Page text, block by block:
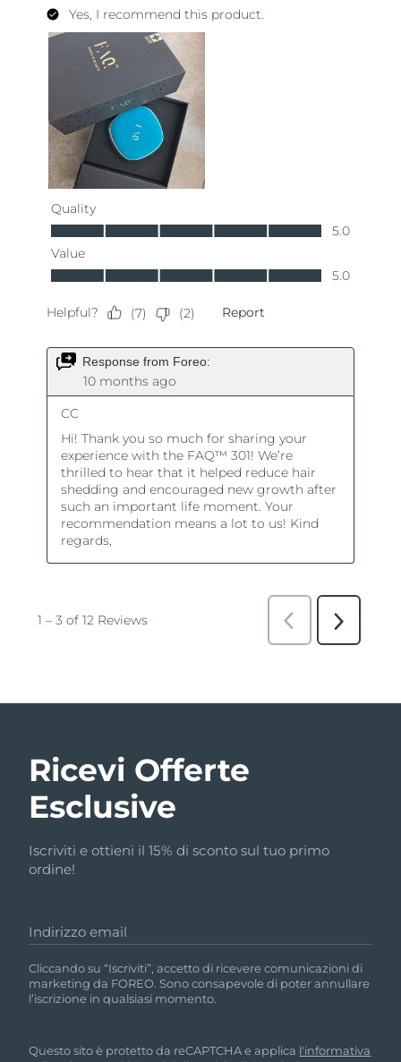
Ricevi Offerte
Esclusive
Iscriviti e ottieni il 15% di sconto sul tuo primo
ordine!
Indirizzo email
Cliccando su “Iscriviti”, accetto di ricevere comunicazioni di
marketing da FOREO. Sono consapevole di poter annullare
l’iscrizione in qualsiasi momento.
Questo sito è protetto da reCAPTCHA e applica l'informativa